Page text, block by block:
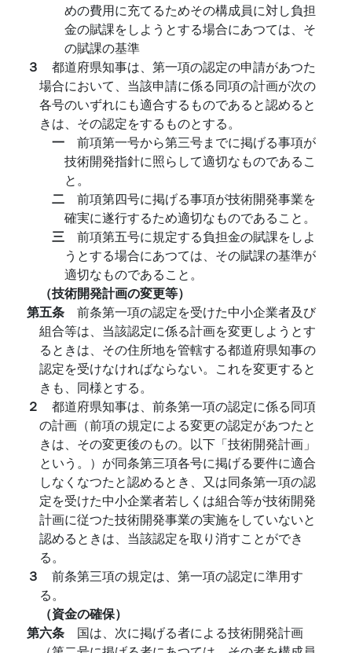
めの費用に充てるためその構成員に対し負担
金の賦課をしようとする場合にあつては、そ
の賦課の基準
３ 都道府県知事は、第一項の認定の申請があつた
場合において、当該申請に係る同項の計画が次の
各号のいずれにも適合するものであると認めると
きは、その認定をするものとする。
一 前項第一号から第三号までに掲げる事項が
技術開発指針に照らして適切なものであるこ
と。
二 前項第四号に掲げる事項が技術開発事業を
確実に遂行するため適切なものであること。
三 前項第五号に規定する負担金の賦課をしよ
うとする場合にあつては、その賦課の基準が
適切なものであること。
（技術開発計画の変更等）
第五条 前条第一項の認定を受けた中小企業者及び
組合等は、当該認定に係る計画を変更しようとす
るときは、その住所地を管轄する都道府県知事の
認定を受けなければならない。これを変更すると
きも、同様とする。
２ 都道府県知事は、前条第一項の認定に係る同項
の計画（前項の規定による変更の認定があつたと
きは、その変更後のもの。以下「技術開発計画」
という。）が同条第三項各号に掲げる要件に適合
しなくなつたと認めるとき、又は同条第一項の認
定を受けた中小企業者若しくは組合等が技術開発
計画に従つた技術開発事業の実施をしていないと
認めるときは、当該認定を取り消すことができ
る。
３ 前条第三項の規定は、第一項の認定に準用す
る。
（資金の確保）
第六条 国は、次に掲げる者による技術開発計画